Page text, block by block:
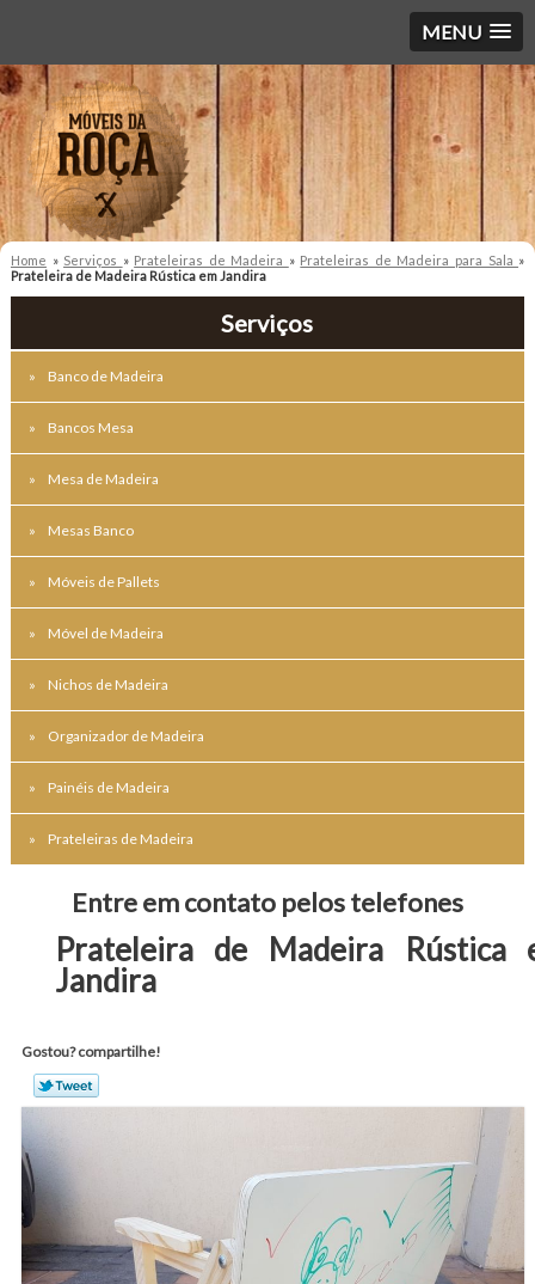
MENU
Home » Serviços » Prateleiras de Madeira » Prateleiras de Madeira para Sala »
Prateleira de Madeira Rústica em Jandira
Serviços
Banco de Madeira
Bancos Mesa
Mesa de Madeira
Mesas Banco
Móveis de Pallets
Móvel de Madeira
Nichos de Madeira
Organizador de Madeira
Painéis de Madeira
Prateleiras de Madeira
Entre em contato pelos telefones
Prateleira de Madeira Rústica
Jandira
Gostou? compartilhe!